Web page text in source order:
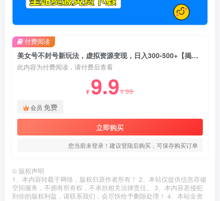
美女号不封号新玩法，虚拟资源变现，日入300-500+【揭秘】
此内容为付费阅读，请付费后查看
¥ 9.9¥99
会员 免费
立即购买
您当前未登录！建议登陆后购买，可保存购买订单
付费阅读
© 版权声明
1、本内容转载于网络，版权归原作者所有！ 2、本站仅提供信息存储
空间服务，不拥有所有权，不承担相关法律责任。 3、本内容若侵犯
到你的版权利益，请联系我们，会尽快给予删除处理！ 4、本站全资